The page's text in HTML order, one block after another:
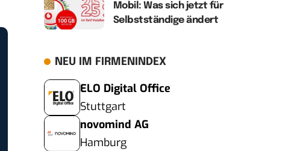
Mobil: Was sich jetzt für
Selbstständige ändert
NEU IM FIRMENINDEX
ELO Digital Office
Stuttgart
novomind AG
Hamburg